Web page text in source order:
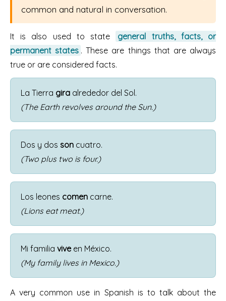
common and natural in conversation.
It is also used to state
general truths, facts, or
permanent states . These are things that are always
true or are considered facts.
La Tierra gira alrededor del Sol.
(The Earth revolves around the Sun.)
Dos y dos son cuatro.
(Two plus two is four.)
Los leones comen carne.
(Lions eat meat.)
Mi familia viveen México.
(My family lives in Mexico.)
A very common use in Spanish is to talk about the